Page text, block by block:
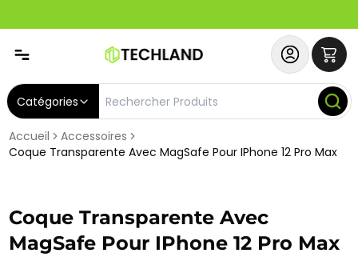
Catégories
Accueil
Accessoires
Coque Transparente Avec MagSafe Pour IPhone 12 Pro Max
Coque Transparente Avec
MagSafe Pour IPhone 12 Pro Max